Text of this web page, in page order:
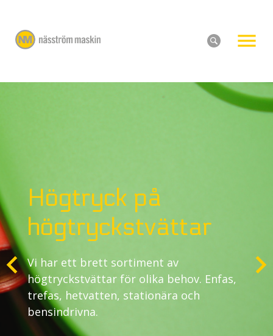
Högtryck på
högtryckstvättar
Vi har ett brett sortiment av
högtryckstvättar för olika behov. Enfas,
trefas, hetvatten, stationära och
bensindrivna.